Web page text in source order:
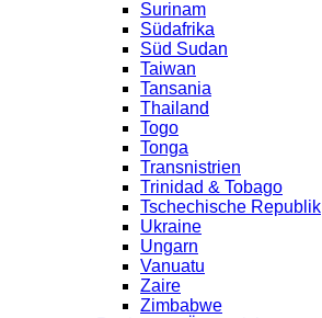
Surinam
Südafrika
Süd Sudan
Taiwan
Tansania
Thailand
Togo
Tonga
Transnistrien
Trinidad & Tobago
Tschechische Republik
Ukraine
Ungarn
Vanuatu
Zaire
Zimbabwe